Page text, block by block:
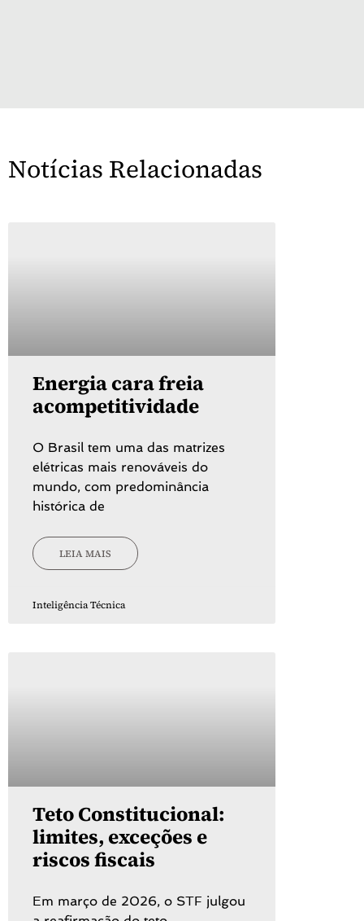
Notícias Relacionadas
Energia cara freia
acompetitividade
O Brasil tem uma das matrizes
elétricas mais renováveis do
mundo, com predominância
histórica de
LEIA MAIS
Inteligência Técnica
Teto Constitucional:
limites, exceções e
riscos fiscais
Em março de 2026, o STF julgou